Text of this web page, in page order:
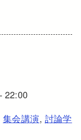
22:00
集会講演, 討論学